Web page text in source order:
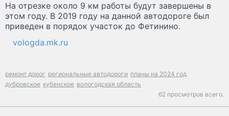
На отрезке около 9 км работы будут завершены в
этом году. В 2019 году на данной автодороге был
приведен в порядок участок до Фетинино.
vologda.mk.ru
ремонт дорог региональные автодороги планы на 2024 год
дубровское кубенское вологодская область
62 просмотров всего.